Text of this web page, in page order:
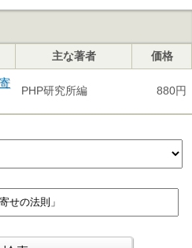
主な著者 価格
PHP研究所編 880円